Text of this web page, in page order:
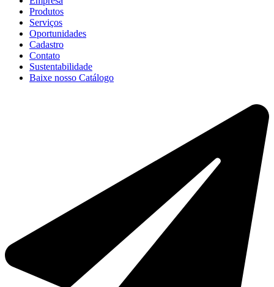
Produtos
Serviços
Oportunidades
Cadastro
Contato
Sustentabilidade
Baixe nosso Catálogo